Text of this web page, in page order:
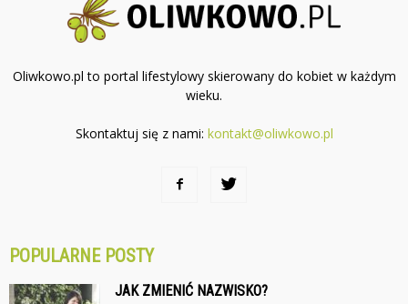
Oliwkowo.pl to portal lifestylowy skierowany do kobiet w każdym
wieku.
Skontaktuj się z nami: kontakt@oliwkowo.pl
POPULARNE POSTY
JAK ZMIENIĆ NAZWISKO?